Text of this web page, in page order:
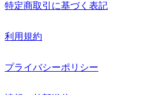
特定商取引に基づく表記
利用規約
プライバシーポリシー